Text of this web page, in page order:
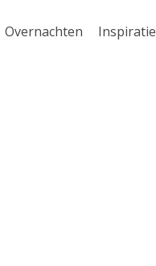
Overnachten Inspiratie